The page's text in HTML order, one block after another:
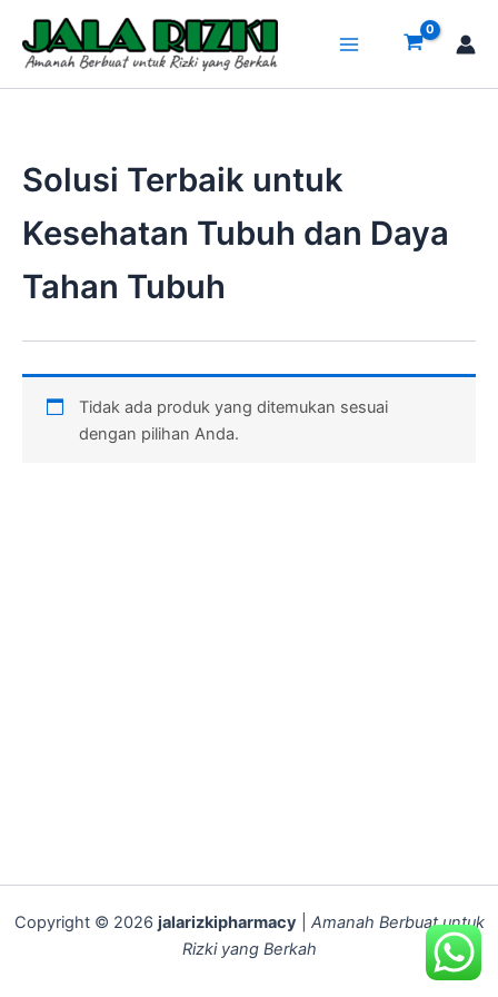
konten
Solusi Terbaik untuk
Kesehatan Tubuh dan Daya
Tahan Tubuh
Tidak ada produk yang ditemukan sesuai
dengan pilihan Anda.
Copyright © 2026 jalarizkipharmacy
Amanah Berbuat untuk
Rizki yang Berkah